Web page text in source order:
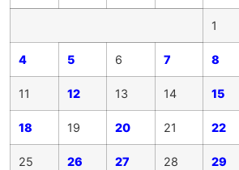
1
4 5 6 7 8
11 12 13 14 15
18 19 20 21 22
25 26 27 28 29